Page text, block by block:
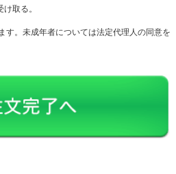
取る。
す。未成年者については法定代理人の同意を